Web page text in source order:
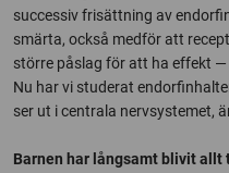
successiv frisättning av
smärta, också medför att
större påslag för att ha effekt
Nu har vi studerat
ser ut i centrala nervsystemet,
Barnen har långsamt blivit allt